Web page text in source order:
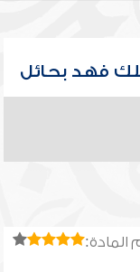
فهد بحائل
المادة: